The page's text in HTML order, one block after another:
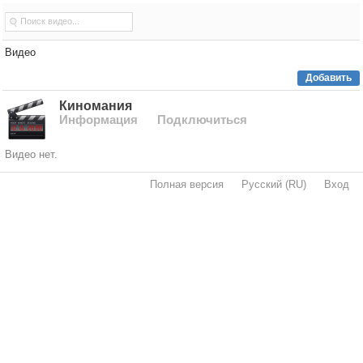
Видео
Добавить
Киномания
Информация
Подключиться
Видео нет.
Полная версия Русский (RU) Вход